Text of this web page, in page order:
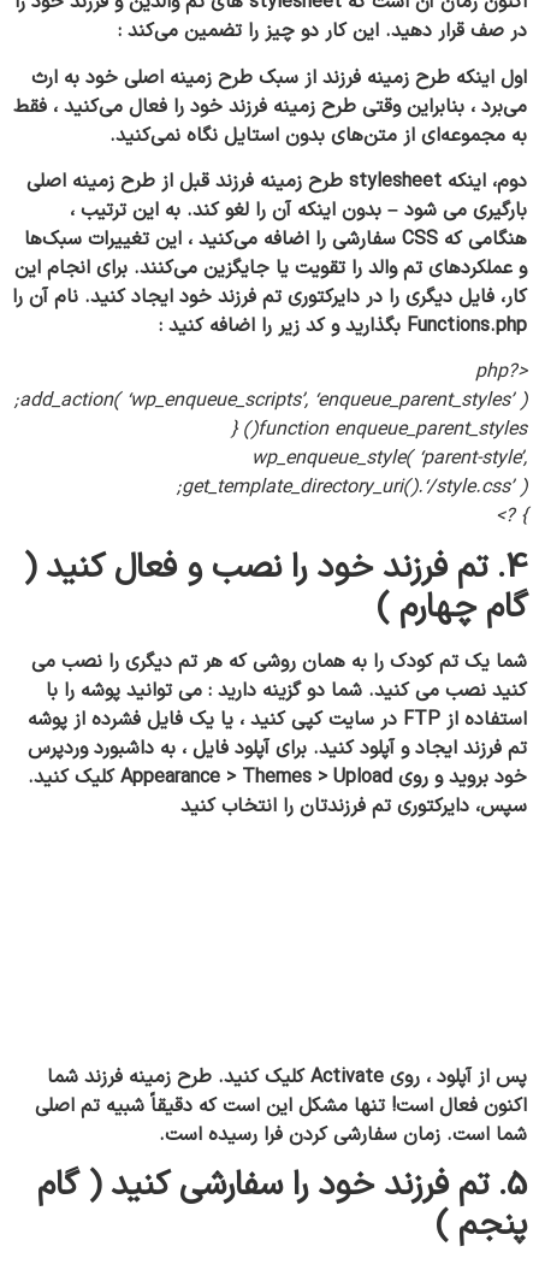
در صف قرار دهید. این کار دو چیز را تضمین می‌کند :
اول اینکه طرح زمینه فرزند از سبک طرح زمینه اصلی خود به ارث
می‌برد ، بنابراین وقتی طرح زمینه فرزند خود را فعال می‌کنید ، فقط
به مجموعه‌ای از متن‌های بدون استایل نگاه نمی‌کنید.
دوم، اینکه stylesheet طرح زمینه فرزند قبل از طرح زمینه اصلی
بارگیری می شود – بدون اینکه آن را لغو کند. به این ترتیب ،
هنگامی که CSS سفارشی را اضافه می‌کنید ، این تغییرات سبک‌ها
و عملکردهای تم والد را تقویت یا جایگزین می‌کنند. برای انجام این
کار، فایل دیگری را در دایرکتوری تم فرزند خود ایجاد کنید. نام آن را
Functions.php بگذارید و کد زیر را اضافه کنید :
<?php
add_action( ‘wp_enqueue_scripts’, ‘enqueue_parent_styles’);
function enqueue_parent_styles
()
{
wp_enqueue_style( ‘parent-style’,
get_template_directory_uri().‘/style.css’);
}
?>
4. تم فرزند خود را نصب و فعال کنید (
گام چهارم )
شما یک تم کودک را به همان روشی که هر تم دیگری را نصب می
کنید نصب می کنید. شما دو گزینه دارید : می توانید پوشه را با
استفاده از FTP در سایت کپی کنید ، یا یک فایل فشرده از پوشه
تم فرزند ایجاد و آپلود کنید. برای آپلود فایل ، به داشبورد وردپرس
خود بروید و روی Appearance > Themes > Upload کلیک کنید.
سپس، دایرکتوری تم فرزندتان را انتخاب کنید
پس از آپلود ، روی Activate کلیک کنید. طرح زمینه فرزند شما
اکنون فعال است! تنها مشکل این است که دقیقاً شبیه تم اصلی
شما است. زمان سفارشی کردن فرا رسیده است.
5. تم فرزند خود را سفارشی کنید ( گام
پنجم )